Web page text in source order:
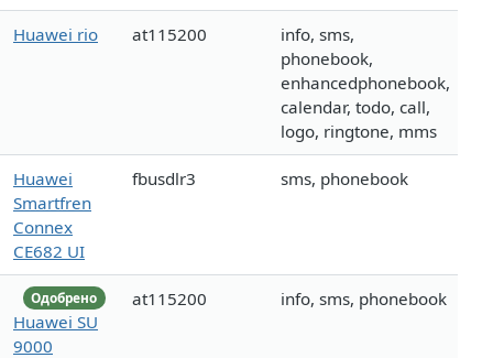
Huawei rio at115200
info, sms,
phonebook,
enhancedphonebook,
calendar, todo, call,
logo, ringtone, mms
Huawei
Smartfren
Connex
CE682 UI
fbusdlr3 sms, phonebook
Одобрено
Huawei SU
9000
at115200 info, sms, phonebook